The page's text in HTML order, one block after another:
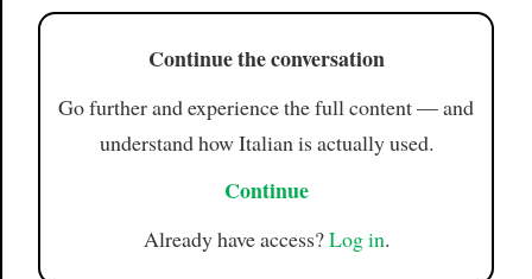
Continue the conversation
Go further and experience the full content — and
understand how Italian is actually used.
Continue
Already have access?Log in.